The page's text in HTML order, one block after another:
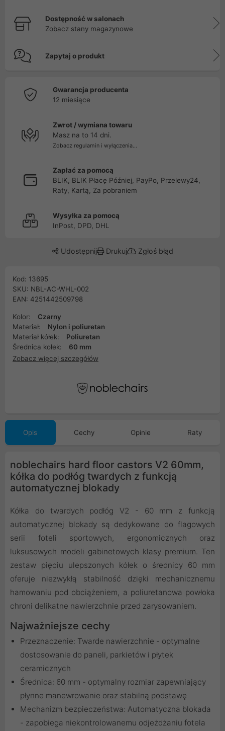
Dostępność w salonach
Zobacz stany magazynowe
Zapytaj o produkt
Gwarancja producenta
12 miesiące
Zwrot / wymiana towaru
Masz na to 14 dni.
Zobacz regulamin i wyłączenia...
Zapłać za pomocą
BLIK, BLIK Płacę Później, PayPo, Przelewy24,
Raty, Kartą, Za pobraniem
Wysyłka za pomocą
InPost, DPD, DHL
Udostępnij Drukuj Zgłoś błąd
Kod: 13695
SKU: NBL-AC-WHL-002
EAN: 4251442509798
Kolor:
Czarny
Materiał:
Nylon i poliuretan
Materiał kółek:
Poliuretan
Średnica kołek:
60 mm
Zobacz więcej szczegółów
Opis Cechy Opinie Raty
noblechairs hard floor castors V2 60mm,
kółka do podłóg twardych z funkcją
automatycznej blokady
Kółka do twardych podłóg V2 - 60 mm z funkcją
automatycznej blokady są dedykowane do flagowych
serii foteli sportowych, ergonomicznych oraz
luksusowych modeli gabinetowych klasy premium. Ten
zestaw pięciu ulepszonych kółek o średnicy 60 mm
oferuje niezwykłą stabilność dzięki mechanicznemu
hamowaniu pod obciążeniem, a poliuretanowa powłoka
chroni delikatne nawierzchnie przed zarysowaniem.
Najważniejsze cechy
Przeznaczenie: Twarde nawierzchnie - optymalne
dostosowanie do paneli, parkietów i płytek
ceramicznych
Średnica: 60 mm - optymalny rozmiar zapewniający
płynne manewrowanie oraz stabilną podstawę
Mechanizm bezpieczeństwa: Automatyczna blokada
- zapobiega niekontrolowanemu odjeżdżaniu fotela